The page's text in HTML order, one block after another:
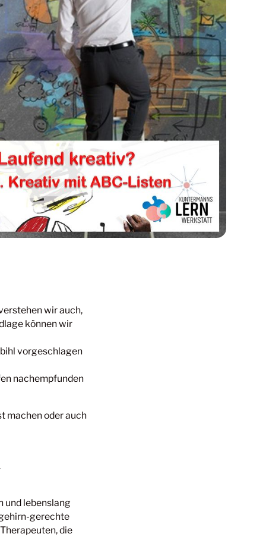
wir auch,
können wir
vorgeschlagen
nachempfunden
machen oder auch
und lebenslang
gerechte
die